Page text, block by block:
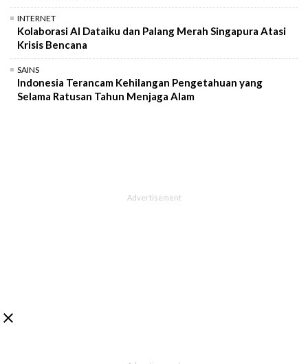
INTERNET
Kolaborasi AI Dataiku dan Palang Merah Singapura Atasi
Krisis Bencana
SAINS
Indonesia Terancam Kehilangan Pengetahuan yang
Selama Ratusan Tahun Menjaga Alam
